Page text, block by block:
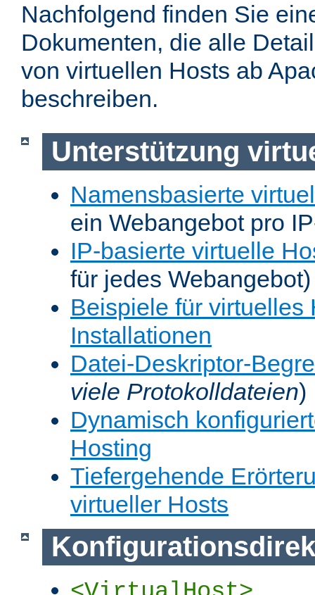
Nachfolgend finden Sie
Dokumenten, die alle
von virtuellen Hosts ab
beschreiben.
Unterstützung
Namensbasierte
ein Webangebot pro
IP-basierte virtuelle
für jedes Webangebot)
Beispiele für virtuelles
Installationen
Datei-Deskriptor-
viele Protokolldateien)
Dynamisch
Hosting
Tiefergehende
virtueller Hosts